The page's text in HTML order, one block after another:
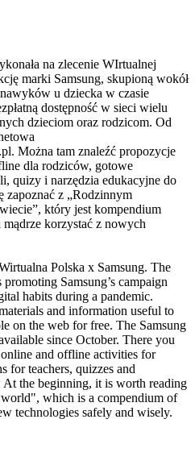
na zlecenie WIrtualnej
marki Samsung, skupioną wokół
u dziecka w czasie
dostępność w sieci wielu
dzieciom oraz rodzicom. Od
Można tam znaleźć propozycje
dla rodziców, gotowe
quizy i narzędzia edukacyjne do
zapoznać z „Rodzinnym
który jest kompendium
korzystać z nowych
Polska x Samsung. The
Samsung’s campaign
habits during a pandemic.
and information useful to
on the web for free. The Samsung
since October. There you
and offline activities for
for teachers, quizzes and
the beginning, it is worth reading
which is a compendium of
technologies safely and wisely.